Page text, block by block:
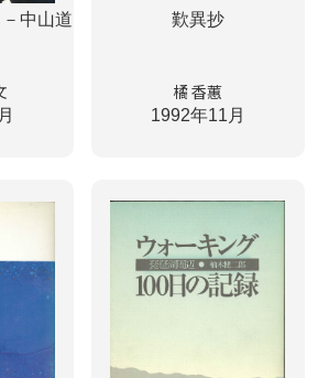
中山道
歎異抄
橘 香蕙
1992年11月